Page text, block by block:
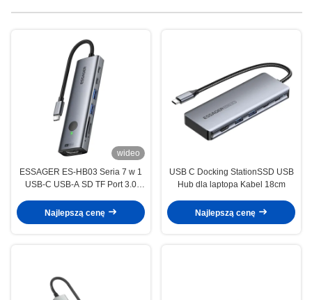
wideo
ESSAGER ES-HB03 Seria 7 w 1
USB-C USB-A SD TF Port 3.0
Najlepszą cenę
USB C Docking StationSSD USB
Hub dla laptopa Kabel 18cm
Najlepszą cenę